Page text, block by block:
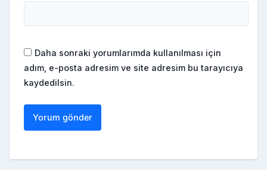
Daha sonraki yorumlarımda kullanılması için
adım, e-posta adresim ve site adresim bu tarayıcıya
kaydedilsin.